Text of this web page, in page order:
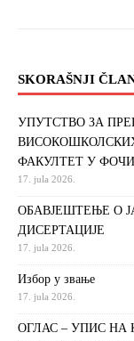
SKORAŠNJI
УПУТСТВО ЗА
ФАКУЛТЕТ У ФОЧИ
17. jula 2026.
ОБАВЈЕШТЕЊЕ О
ДИСЕРТАЦИЈЕ
17. jula 2026.
Избор у звање
17. jula 2026.
ОГЛАС – УПИС НА